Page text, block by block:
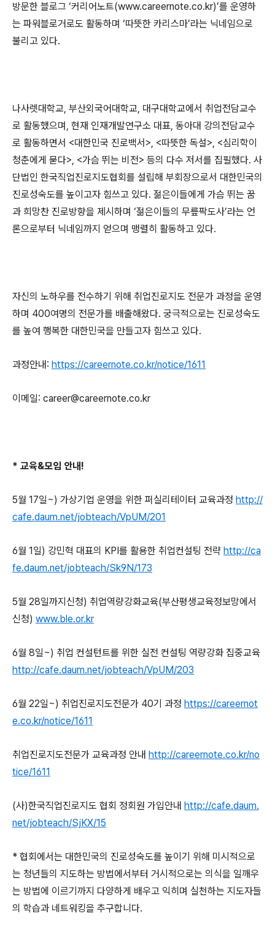
방문한 블로그 ‘커리어노트(www.careernote.co.kr)’를 운영하
는 파워블로거로도 활동하며 ‘따뜻한 카리스마’라는 닉네임으로
불리고 있다.
나사렛대학교, 부산외국어대학교, 대구대학교에서 취업전담교수
로 활동했으며, 현재 인재개발연구소 대표, 동아대 강의전담교수
로 활동하면서 <대한민국 진로백서>, <따뜻한 독설>, <심리학이
청춘에게 묻다>, <가슴 뛰는 비전> 등의 다수 저서를 집필했다. 사
단법인 한국직업진로지도협회를 설립해 부회장으로서 대한민국의
진로성숙도를 높이고자 힘쓰고 있다. 젊은이들에게 가슴 뛰는 꿈
과 희망찬 진로방향을 제시하며 ‘젊은이들의 무릎팍도사’라는 언
론으로부터 닉네임까지 얻으며 맹렬히 활동하고 있다.
자신의 노하우를 전수하기 위해 취업진로지도 전문가 과정을 운영
하며 400여명의 전문가를 배출해왔다. 궁극적으로는 진로성숙도
를 높여 행복한 대한민국을 만들고자 힘쓰고 있다.
과정안내: https://careernote.co.kr/notice/1611
이메일: career@careernote.co.kr
* 교육&모임 안내!
5월 17일 ~) 가상기업 운영을 위한 퍼실리테이터 교육과정 http://
cafe.daum.net/jobteach/VpUM/201
6월 1일) 강민혁 대표의 KPI를 활용한 취업컨설팅 전략 http://ca
fe.daum.net/jobteach/Sk9N/173
5월 28일까지신청) 취업역량강화교육(부산평생교육정보망에서
신청) www.ble.or.kr
6월 8일 ~) 취업 컨설턴트를 위한 실전 컨설팅 역량강화 집중교육
http://cafe.daum.net/jobteach/VpUM/203
6월 22일 ~) 취업진로지도전문가 40기 과정 https://careernot
e.co.kr/notice/1611
취업진로지도전문가 교육과정 안내 http://careernote.co.kr/no
tice/1611
(사)한국직업진로지도 협회 정회원 가입안내 http://cafe.daum.
net/jobteach/SjKX/15
* 협회에서는 대한민국의 진로성숙도를 높이기 위해 미시적으로
는 청년들의 지도하는 방법에서부터 거시적으로는 의식을 일깨우
는 방법에 이르기까지 다양하게 배우고 익히며 실천하는 지도자들
의 학습과 네트워킹을 추구합니다.